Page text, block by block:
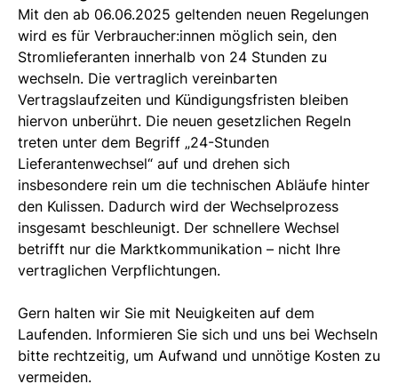
Mit den ab 06.06.2025 geltenden neuen Regelungen
wird es für Verbraucher:innen möglich sein, den
Stromlieferanten innerhalb von 24 Stunden zu
wechseln. Die vertraglich vereinbarten
Vertragslaufzeiten und Kündigungsfristen bleiben
hiervon unberührt. Die neuen gesetzlichen Regeln
treten unter dem Begriff „24-Stunden
Lieferantenwechsel“ auf und drehen sich
insbesondere rein um die technischen Abläufe hinter
den Kulissen. Dadurch wird der Wechselprozess
insgesamt beschleunigt. Der schnellere Wechsel
betrifft nur die Marktkommunikation – nicht Ihre
vertraglichen Verpflichtungen.
Gern halten wir Sie mit Neuigkeiten auf dem
Laufenden. Informieren Sie sich und uns bei Wechseln
bitte rechtzeitig, um Aufwand und unnötige Kosten zu
vermeiden.